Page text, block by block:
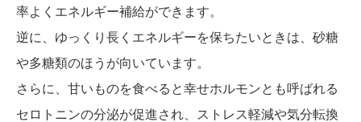
率よくエネルギー補給ができます。
逆に、ゆっくり長くエネルギーを保ちたいときは、砂糖
や多糖類のほうが向いています。
さらに、甘いものを食べると幸せホルモンとも呼ばれる
セロトニンの分泌が促進され、ストレス軽減や気分転換